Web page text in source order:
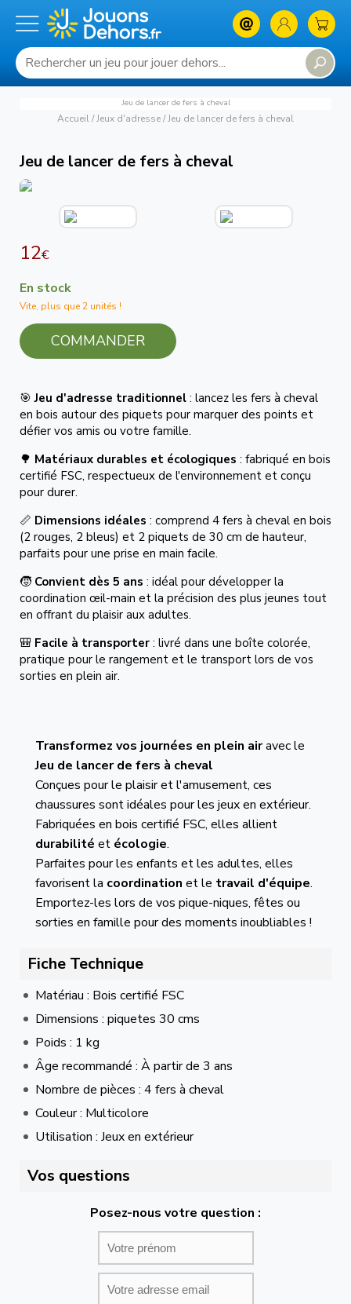
Jeu de lancer de fers à cheval
Accueil/Jeux d'adresse/Jeu de lancer de fers à cheval
Transformez vos journées en plein airavec le
Jeu de lancer de fers à cheval
Conçues pour le plaisir et l'amusement, ces
chaussures sont idéales pour les jeux en extérieur.
Fabriquées en bois certifié FSC, elles allient
durabilité et écologie.
Parfaites pour les enfants et les adultes, elles
favorisent la coordination et le travail d'équipe.
Emportez-les lors de vos pique-niques, fêtes ou
sorties en famille pour des moments inoubliables !
Fiche Technique
Matériau : Bois certifié FSC
Dimensions : piquetes 30 cms
Poids : 1 kg
Âge recommandé : À partir de 3 ans
Nombre de pièces : 4 fers à cheval
Couleur : Multicolore
Utilisation : Jeux en extérieur
Vos questions
Posez-nous votre question :
Jeu de lancer de fers à cheval
12€
En stock
Vite, plus que 2 unités !
COMMANDER
🎯Jeu d'adresse traditionnel : lancez les fers à cheval
en bois autour des piquets pour marquer des points et
défier vos amis ou votre famille.
🌳 Matériaux durables et écologiques : fabriqué en bois
certifié FSC, respectueux de l'environnement et conçu
pour durer.
📏 Dimensions idéales : comprend 4 fers à cheval en bois
(2 rouges, 2 bleus) et 2 piquets de 30 cm de hauteur,
parfaits pour une prise en main facile.
🧒 Convient dès 5 ans : idéal pour développer la
coordination œil-main et la précision des plus jeunes tout
en offrant du plaisir aux adultes.
🎒 Facile à transporter : livré dans une boîte colorée,
pratique pour le rangement et le transport lors de vos
sorties en plein air.